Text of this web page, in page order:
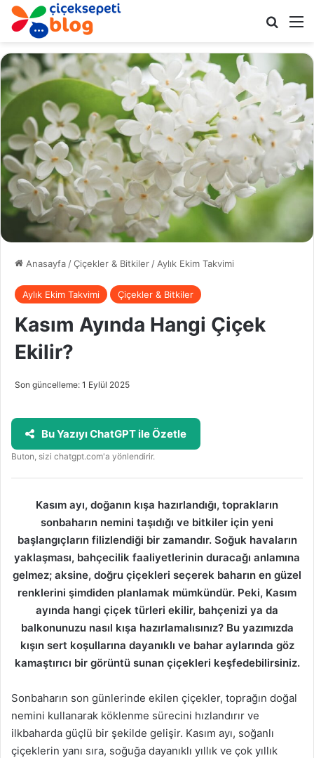
Anasayfa /Çiçekler & Bitkiler / Aylık Ekim Takvimi
Aylık Ekim Takvimi Çiçekler & Bitkiler
Kasım Ayında Hangi Çiçek
Ekilir?
Son güncelleme: 1 Eylül 2025
Bu Yazıyı ChatGPT ile Özetle
Buton, sizi chatgpt.com'a yönlendirir.
Kasım ayı, doğanın kışa hazırlandığı, toprakların
sonbaharın nemini taşıdığı ve bitkiler için yeni
başlangıçların filizlendiği bir zamandır. Soğuk havaların
yaklaşması, bahçecilik faaliyetlerinin duracağı anlamına
gelmez; aksine, doğru çiçekleri seçerek baharın en güzel
renklerini şimdiden planlamak mümkündür. Peki, Kasım
ayında hangi çiçek türleri ekilir, bahçenizi ya da
balkonunuzu nasıl kışa hazırlamalısınız? Bu yazımızda
kışın sert koşullarına dayanıklı ve bahar aylarında göz
kamaştırıcı bir görüntü sunan çiçekleri keşfedebilirsiniz.
Sonbaharın son günlerinde ekilen çiçekler, toprağın doğal
nemini kullanarak köklenme sürecini hızlandırır ve
ilkbaharda güçlü bir şekilde gelişir. Kasım ayı, soğanlı
çiçeklerin yanı sıra, soğuğa dayanıklı yıllık ve çok yıllık